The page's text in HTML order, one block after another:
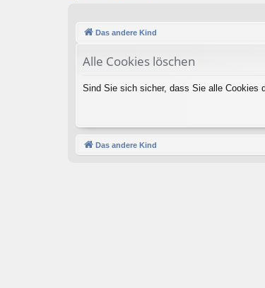
Das andere Kind
Alle Cookies löschen
Sind Sie sich sicher, dass Sie alle Cookies
Das andere Kind